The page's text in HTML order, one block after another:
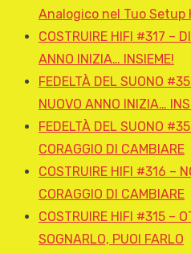
Analogico nel Tuo Setup
COSTRUIRE HIFI #317 –
ANNO INIZIA… INSIEME!
FEDELTÀ DEL SUONO
NUOVO ANNO INIZIA…
FEDELTÀ DEL SUONO
CORAGGIO DI CAMBIARE
COSTRUIRE HIFI #316 –
CORAGGIO DI CAMBIARE
COSTRUIRE HIFI #315 –
SOGNARLO, PUOI FARLO